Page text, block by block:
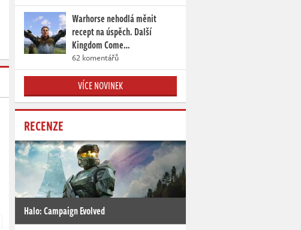
Warhorse nehodlá měnit
recept na úspěch. Další
Kingdom Come…
62 komentářů
VÍCE NOVINEK
RECENZE
Halo: Campaign Evolved